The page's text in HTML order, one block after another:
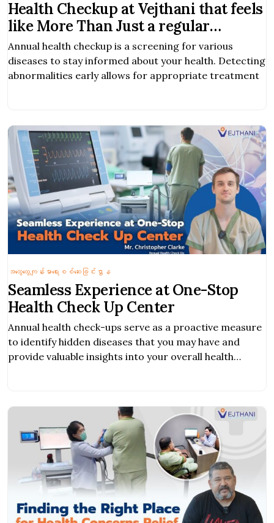
Health Checkup at Vejthani that feels
like More Than Just a regular
Checkup
Annual health checkup is a screening for various
diseases to stay informed about your health. Detecting
abnormalities early allows for appropriate treatment
Seamless Experience at One-Stop
Health Check Up Center
Annual health check-ups serve as a proactive measure
to identify hidden diseases that you may have and
provide valuable insights into your overall health
အထွေထွေကျန်းမာရေးစစ်ဆေးခြင်းဌာန